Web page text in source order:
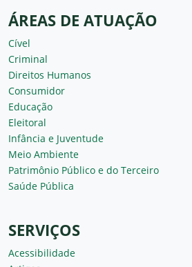
ÁREAS DE ATUAÇÃO
Cível
Criminal
Direitos Humanos
Consumidor
Educação
Eleitoral
Infância e Juventude
Meio Ambiente
Patrimônio Público e do Terceiro
Saúde Pública
SERVIÇOS
Acessibilidade